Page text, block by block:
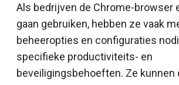
Inclusief beëindigd beleid
Als bedrijven de Chrome-browser
gaan gebruiken, hebben ze vaak
beheeropties en configuraties
specifieke productiviteits- en
beveiligingsbehoeften. Ze kunnen